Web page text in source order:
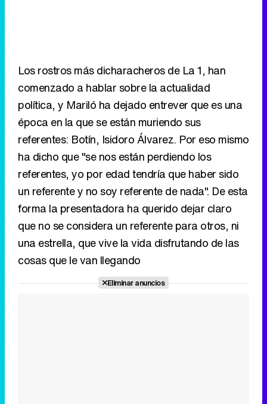
Los rostros más dicharacheros de La 1, han
comenzado a hablar sobre la actualidad
política, y Mariló ha dejado entrever que es una
época en la que se están muriendo sus
referentes: Botín, Isidoro Álvarez. Por eso mismo
ha dicho que "se nos están perdiendo los
referentes, yo por edad tendría que haber sido
un referente y no soy referente de nada". De esta
forma la presentadora ha querido dejar claro
que no se considera un referente para otros, ni
una estrella, que vive la vida disfrutando de las
cosas que le van llegando
Eliminar anuncios